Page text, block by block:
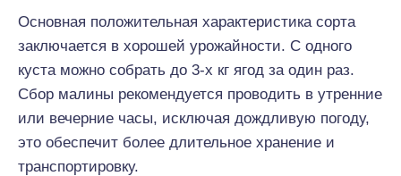
Основная положительная характеристика сорта
заключается в хорошей урожайности. С одного
куста можно собрать до 3-х кг ягод за один раз.
Сбор малины рекомендуется проводить в утренние
или вечерние часы, исключая дождливую погоду,
это обеспечит более длительное хранение и
транспортировку.